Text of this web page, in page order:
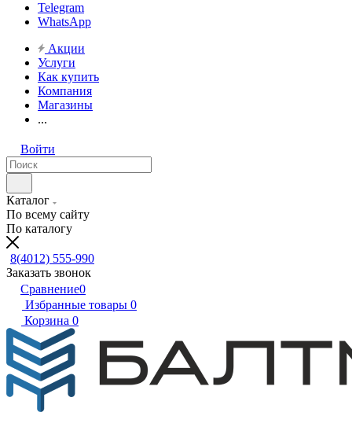
Telegram
WhatsApp
Акции
Услуги
Как купить
Компания
Магазины
...
Войти
Каталог
По всему сайту
По каталогу
8(4012) 555-990
Заказать звонок
Сравнение0
Избранные товары 0
Корзина 0